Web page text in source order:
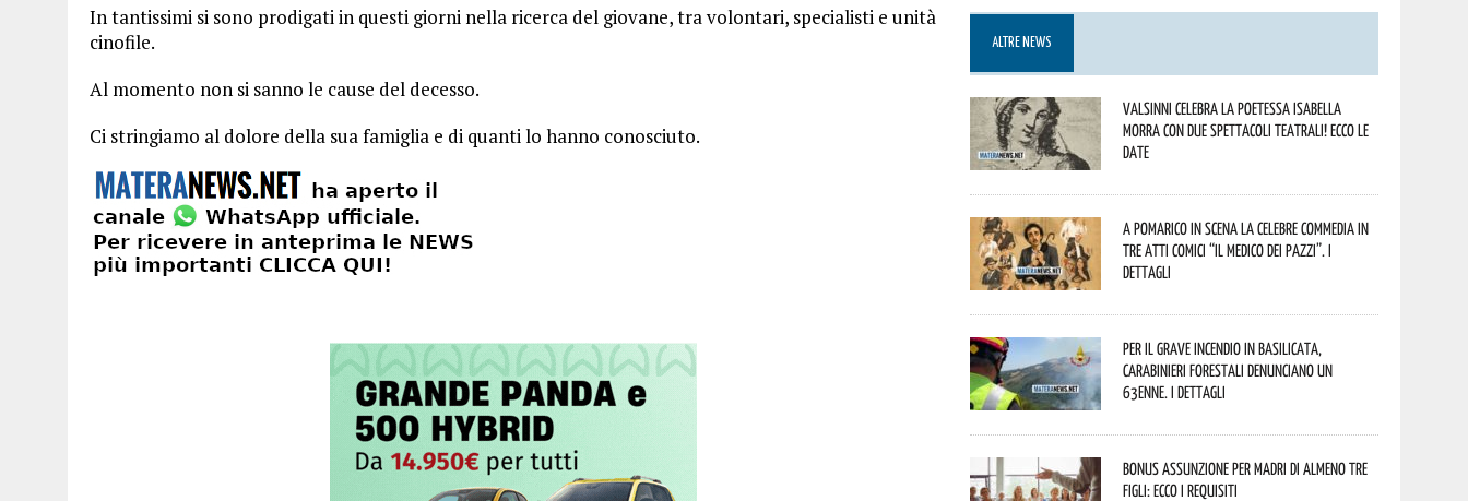
In tantissimi si sono prodigati in questi giorni nella ricerca del giovane, tra volontari, specialisti e unità
cinofile.
Al momento non si sanno le cause del decesso.
Ci stringiamo al dolore della sua famiglia e di quanti lo hanno conosciuto.
ALTRE NEWS
Valsinni celebra la poetessa Isabella
Morra con due spettacoli teatrali! Ecco le
date
A Pomarico in scena la celebre commedia in
tre atti comici “Il medico dei pazzi”. I
dettagli
Per il grave incendio in Basilicata,
Carabinieri forestali denunciano un
63enne. I dettagli
Bonus assunzione per madri di almeno tre
figli: ecco i requisiti